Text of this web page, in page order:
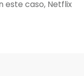
este caso, Netflix